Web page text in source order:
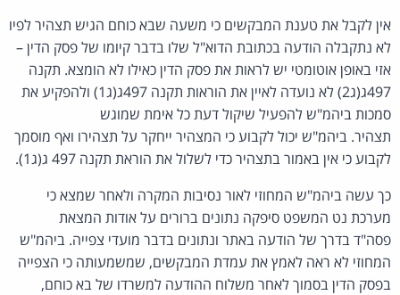
אין לקבל את טענת המבקשים כי משעה שבא כוחם הגיש תצהיר לפיו
לא נתקבלה הודעה בכתובת הדוא"ל שלו בדבר קיומו של פסק הדין –
אזי באופן אוטומטי יש לראות את פסק הדין כאילו לא הומצא. תקנה
497ג(ג2) לא נועדה לאיין את הוראות תקנה 497ג(ג1) ולהפקיע את
סמכות ביהמ"ש להפעיל שיקול דעת כל אימת שמוגש
תצהיר. ביהמ"ש יכול לקבוע כי המצהיר ייחקר על תצהירו ואף מוסמך
לקבוע כי אין באמור בתצהיר כדי לשלול את הוראת תקנה 497 ג(ג1).
כך עשה ביהמ"ש המחוזי לאור נסיבות המקרה ולאחר שמצא כי
מערכת נט המשפט סיפקה נתונים ברורים על אודות המצאת
פסה"ד בדרך של הודעה באתר ונתונים בדבר מועדי צפייה. ביהמ"ש
המחוזי לא ראה לאמץ את עמדת המבקשים, שמשמעותה כי הצפייה
בפסק הדין בסמוך לאחר משלוח ההודעה למשרדו של בא כוחם,